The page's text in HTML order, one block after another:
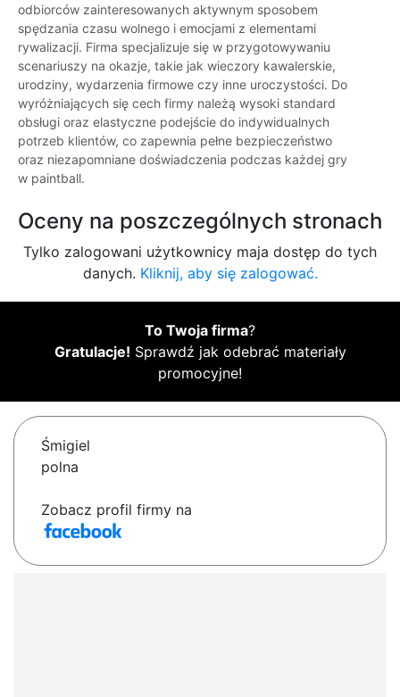
odbiorców zainteresowanych aktywnym sposobem
spędzania czasu wolnego i emocjami z elementami
rywalizacji. Firma specjalizuje się w przygotowywaniu
scenariuszy na okazje, takie jak wieczory kawalerskie,
urodziny, wydarzenia firmowe czy inne uroczystości. Do
wyróżniających się cech firmy należą wysoki standard
obsługi oraz elastyczne podejście do indywidualnych
potrzeb klientów, co zapewnia pełne bezpieczeństwo
oraz niezapomniane doświadczenia podczas każdej gry
w paintball.
Oceny na poszczególnych stronach
Tylko zalogowani użytkownicy maja dostęp do tych
danych. Kliknij, aby się zalogować.
To Twoja firma?
Gratulacje! Sprawdź jak odebrać materiały
promocyjne!
Śmigiel
polna
Zobacz profil firmy na